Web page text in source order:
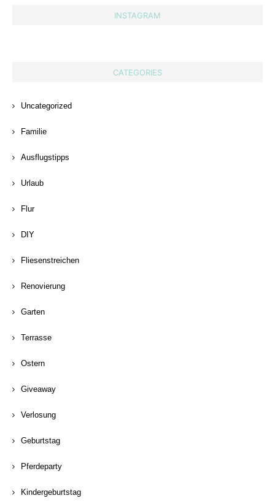
INSTAGRAM
CATEGORIES
Uncategorized
Familie
Ausflugstipps
Urlaub
Flur
DIY
Fliesenstreichen
Renovierung
Garten
Terrasse
Ostern
Giveaway
Verlosung
Geburtstag
Pferdeparty
Kindergeburtstag